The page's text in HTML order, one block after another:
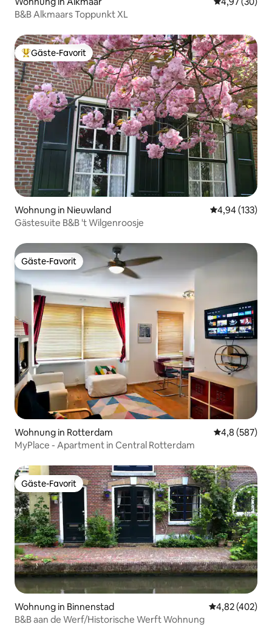
B&B Alkmaars Toppunkt XL
Beliebter Gäste-Favorit.
Gäste-Favorit
Wohnung in Nieuwland
4,94 (133)
Gästesuite B&B 't Wilgenroosje
Gäste-Favorit
Gäste-Favorit
Wohnung in Rotterdam
4,8 (587)
MyPlace - Apartment in Central Rotterdam
Gäste-Favorit
Gäste-Favorit
Wohnung in Binnenstad
4,82 (402)
B&B aan de Werf/Historische Werft Wohnung